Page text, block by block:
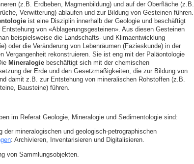
(z.B. Erdbeben, Magmenbildung) und auf der Oberfläche (z.B.
Verwitterung) ablaufen und zur Bildung von Gesteinen führen.
ist eine Disziplin innerhalb der Geologie und beschäftigt
von «Ablagerungsgesteinen». Aus diesen Gesteinen
beispielsweise die Landschafts- und Klimaentwicklung
oder die Veränderung von Lebenräumen (Fazieskunde) in der
Vergangenheit rekonstruieren. Sie ist eng mit der Paläontologie
Mineralogiebeschäftigt sich mit der chemischen
der Erde und den Gesetzmäßigkeiten, die zur Bildung von
damit z.B. zur Entstehung von mineralischen Rohstoffen (z.B.
Bausteine) führen.
im Referat Geologie, Mineralogie und Sedimentologie sind:
der mineralogischen und geologisch-petrographischen
: Archivieren, Inventarisieren und Digitalisieren.
von Sammlungsobjekten.